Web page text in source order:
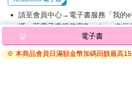
請至會員中心→電子書服務「我的
碼』至電子書服務商Readmoo進行
退換貨須知：
因版權保護，您在金石堂所購買的
電子書
※ 本商品會員日滿額金幣加碼回饋最高